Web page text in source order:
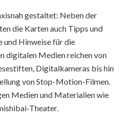
gestaltet: Neben der
die Karten auch Tipps und
und Hinweise für die
digitalen Medien reichen von
Digitalkameras bis hin
von Stop-Motion-Filmen.
Medien und Materialien wie
Theater.